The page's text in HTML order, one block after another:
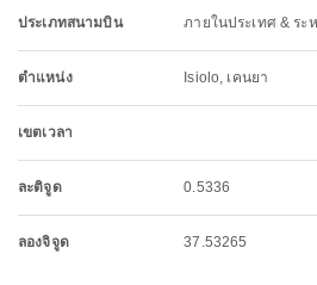
ประเภทสนามบิน ภายในประเทศ & ระ
ตำแหน่ง Isiolo, เคนยา
เขตเวลา
ละติจูด 0.5336
ลองจิจูด 37.53265